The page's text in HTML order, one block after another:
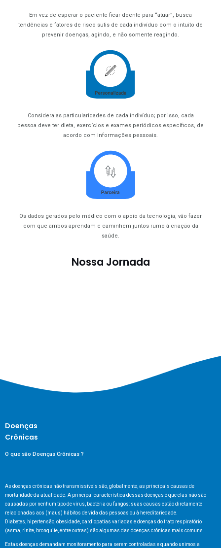
Em vez de esperar o paciente ficar doente para “atuar”, busca
tendências e fatores de risco sutis de cada indivíduo com o intuito de
prevenir doenças, agindo, e não somente reagindo.
Considera as particularidades de cada indivíduo; por isso, cada
pessoa deve ter dieta, exercícios e exames periódicos específicos, de
acordo com informações pessoais.
Os dados gerados pelo médico com o apoio da tecnologia, vão fazer
com que ambos aprendam e caminhem juntos rumo à criação da
saúde.
Nossa Jornada
Doenças
Crônicas
O que são Doenças Crônicas ?
As doenças crônicas não transmissíveis são, globalmente, as principais causas de
mortalidade da atualidade. A principal característica dessas doenças é que elas não são
causadas por nenhum tipo de vírus, bactéria ou fungos: suas causas estão diretamente
relacionadas aos (maus) hábitos de vida das pessoas ou à hereditariedade.
Diabetes, hipertensão, obesidade, cardiopatias variadas e doenças do trato respiratório
(asma, rinite, bronquite, entre outras) são algumas das doenças crônicas mais comuns.
Estas doenças demandam monitoramento para serem controladas e quando unimos a